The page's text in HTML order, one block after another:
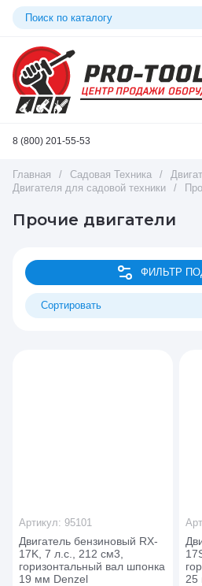
8 (800) 201-55-53
Главная / Садовая Техника /
Двигателя для садовой техники
/
Прочие двигатели
ФИЛЬТР
Сортировать
Двигатель бензиновый RX-
17K, 7 л.с., 212 см3,
горизонтальный вал шпонка
19 мм Denzel
Артикул: 95101
25